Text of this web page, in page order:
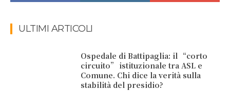
ULTIMI ARTICOLI
Ospedale di Battipaglia: il “corto
circuito” istituzionale tra ASL e
Comune. Chi dice la verità sulla
stabilità del presidio?